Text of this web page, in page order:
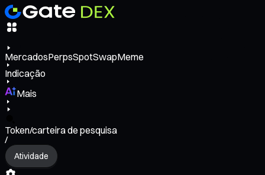
MercadosPerpsSpotSwapMeme
Indicação
Mais
Token/carteira de pesquisa
/
Atividade